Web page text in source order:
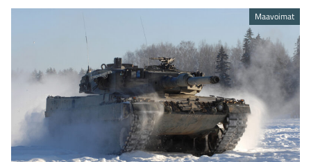
Maavoimat